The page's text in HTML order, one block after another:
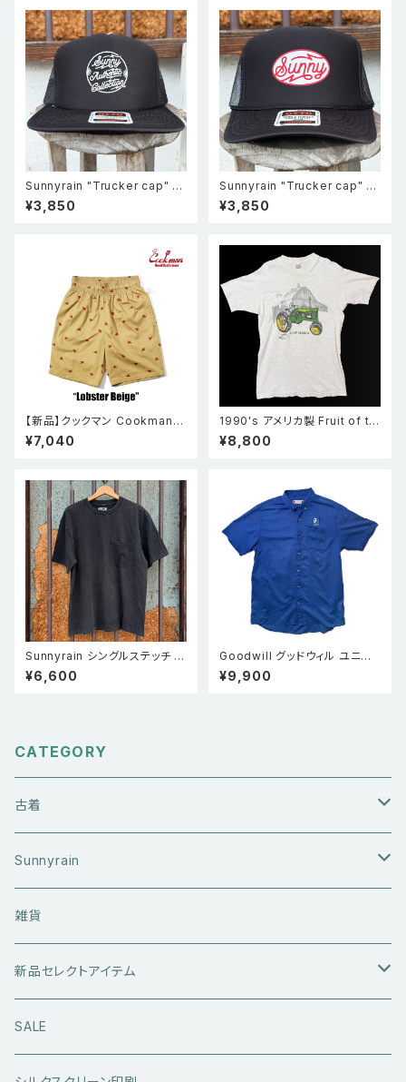
Sunnyrain "Trucker cap" メ
ッシュキャップ ブラック
¥3,850
Sunnyrain "Trucker cap" メ
ッシュキャップ ブラック
¥3,850
【新品】クックマン Cookman
シェフパンツ Chef Pants Sho
rt Embroidery Lobster Bei
¥7,040
1990's アメリカ製 Fruit of th
e room フルーツオブザルーム
John deere ジョンディア トラ
¥8,800
Sunnyrain シングルステッチ ポ
ケT
¥6,600
Goodwill グッドウィル ユニフォ
ーム 半袖ワークシャツ 青 XL
¥9,900
CATEGORY
古着
アウターウエア
ライダースジャケット
レザーアウター
トップス
セーター・ニットウエア
長袖シャツ
ボトムス
ジーンズ
ミリタリーパンツ
シューズ
スニーカー
Sunnyrain
Tシャツ
タンクトップ
キャップ・帽子
雑貨
新品セレクトアイテム
アウターウエア
ベトジャン
SALE